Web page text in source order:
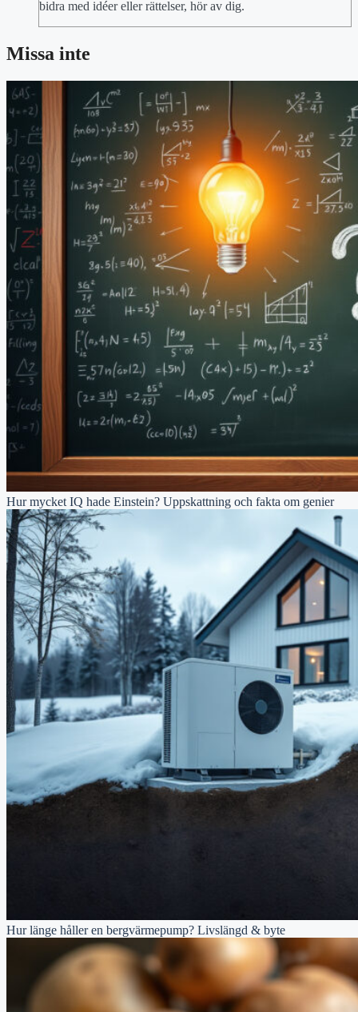
bidra med idéer eller rättelser, hör av dig.
Missa inte
Hur mycket IQ hade Einstein? Uppskattning och fakta om genier
Hur länge håller en bergvärmepump? Livslängd & byte